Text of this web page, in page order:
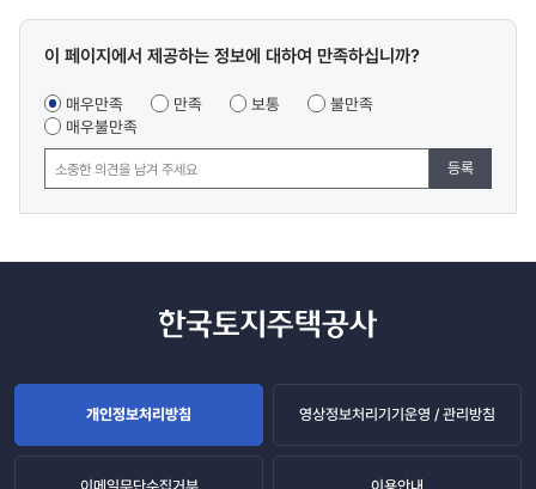
콘텐츠
조사
이 페이지에서 제공하는 정보에 대하여 만족하십니까?
매우만족 만족 보통
불만족
매우불만족
등록
개인정보처리방침 영상정보처리기기운영 / 관리방침